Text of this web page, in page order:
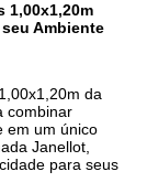
1,00x1,20m
Ambiente
da
combinar
em um único
Janellot,
para seus